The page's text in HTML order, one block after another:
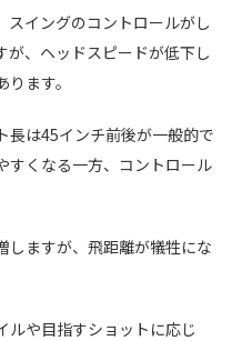
イングのコントロールがし
が、ヘッドスピードが低下し
ます。
長は45インチ前後が一般的で
すくなる一方、コントロール
しますが、飛距離が犠牲にな
ルや目指すショットに応じ